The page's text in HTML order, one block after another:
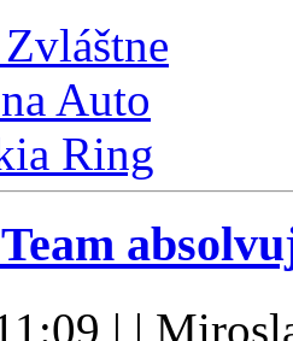
| |